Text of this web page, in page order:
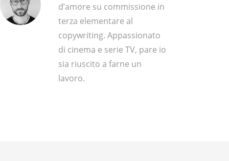
d’amore su commissione in
terza elementare al
copywriting. Appassionato
di cinema e serie TV, pare io
sia riuscito a farne un
lavoro.